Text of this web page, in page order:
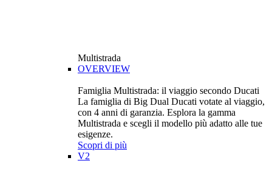
Multistrada
OVERVIEW
Famiglia Multistrada: il viaggio secondo Ducati
La famiglia di Big Dual Ducati votate al viaggio,
con 4 anni di garanzia. Esplora la gamma
Multistrada e scegli il modello più adatto alle tue
esigenze.
Scopri di più
V2